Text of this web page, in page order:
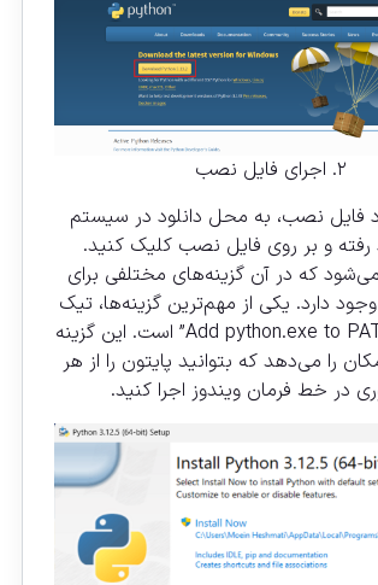
۲. اجرای فایل نصب
فایل نصب، به محل دانلود در سیستم
و بر روی فایل نصب کلیک کنید.
می‌شود که در آن گزینه‌های مختلفی برای
دارد. یکی از مهم‌ترین گزینه‌ها، تیک
زدن گزینه “Add python.exe to PATH” است. این گزینه
را می‌دهد که بتوانید پایتون را از هر
در خط فرمان ویندوز اجرا کنید.